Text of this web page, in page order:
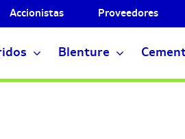
Accionistas Proveedores
Blenture